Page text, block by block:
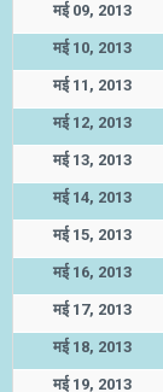
मई 09, 2013
मई 10, 2013
मई 11, 2013
मई 12, 2013
मई 13, 2013
मई 14, 2013
मई 15, 2013
मई 16, 2013
मई 17, 2013
मई 18, 2013
मई 19, 2013